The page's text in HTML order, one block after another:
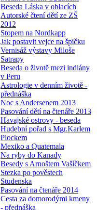
Beseda Láska v oblacích
Autorské čtení dětí ze ZŠ
2012
Stopem na Nordkapp
Jak postavit vejce na špičku
Vernisáž výstavy Miloše
Satrapy
Beseda o životě mezi indiány
v Peru
Astrologie v denním životě -
přednáška
Noc s Andersenem 2013
Pasování dětí na čtenáře 2013
Havajské ostrovy - beseda
Hudební pořad s Mgr.Karlem
Plockem
Mexiko a Quatemala
Na ryby do Kanady
Besedy s Arnoštem Vašíčkem
Stezka po pověstech
Studenska
Pasování na čtenáře 2014
Cesta za domorodými kmeny
- přednáška